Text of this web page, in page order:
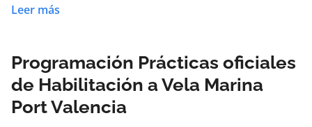
Recreo, Patrón de Yate y Capitán de Yate.
que realizarlas una vez y valen para todos los títulos
anteriormente citados.
Leer más
Programación Prácticas oficiales
de Habilitación a Vela Marina
Port Valencia